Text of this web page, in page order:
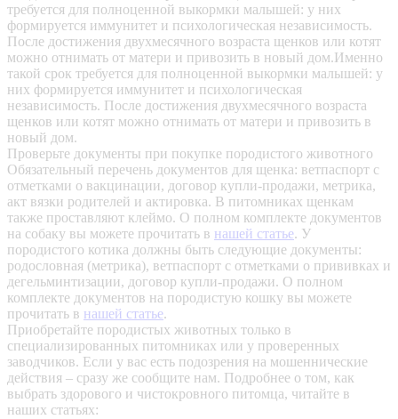
требуется для полноценной выкормки малышей: у них
формируется иммунитет и психологическая независимость.
После достижения двухмесячного возраста щенков или котят
можно отнимать от матери и привозить в новый дом.Именно
такой срок требуется для полноценной выкормки малышей: у
них формируется иммунитет и психологическая
независимость. После достижения двухмесячного возраста
щенков или котят можно отнимать от матери и привозить в
новый дом.
Проверьте документы при покупке породистого животного
Обязательный перечень документов для щенка: ветпаспорт с
отметками о вакцинации, договор купли-продажи, метрика,
акт вязки родителей и актировка. В питомниках щенкам
также проставляют клеймо. О полном комплекте документов
на собаку вы можете прочитать в нашей статье. У
породистого котика должны быть следующие документы:
родословная (метрика), ветпаспорт с отметками о прививках и
дегельминтизации, договор купли-продажи. О полном
комплекте документов на породистую кошку вы можете
прочитать в нашей статье.
Приобретайте породистых животных только в
специализированных питомниках или у проверенных
заводчиков. Если у вас есть подозрения на мошеннические
действия – сразу же сообщите нам. Подробнее о том, как
выбрать здорового и чистокровного питомца, читайте в
наших статьях: